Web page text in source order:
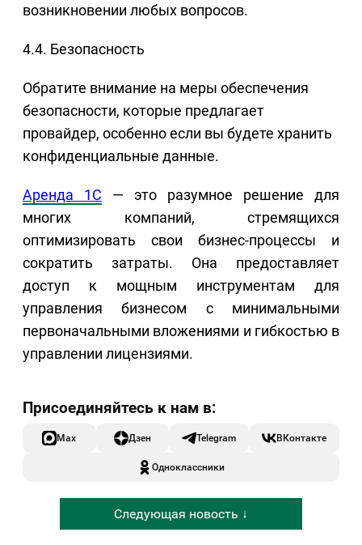
возникновении любых вопросов.
4.4. Безопасность
Обратите внимание на меры обеспечения
безопасности, которые предлагает
провайдер, особенно если вы будете хранить
конфиденциальные данные.
Аренда 1С — это разумное решение для
многих компаний, стремящихся
оптимизировать свои бизнес-процессы и
сократить затраты. Она предоставляет
доступ к мощным инструментам для
управления бизнесом с минимальными
первоначальными вложениями и гибкостью в
управлении лицензиями.
Max Дзен Telegram ВКонтакте
Одноклассники
Следующая новость ↓